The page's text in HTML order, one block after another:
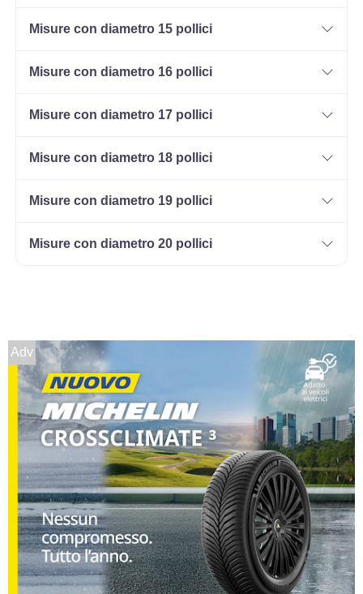
Misure con diametro 15 pollici
Misure con diametro 16 pollici
Misure con diametro 17 pollici
Misure con diametro 18 pollici
Misure con diametro 19 pollici
Misure con diametro 20 pollici
Adv